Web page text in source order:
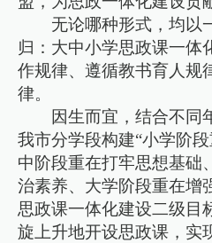
无论哪种形式，均以
归：大中小学思政课一体
作规律、遵循教书育人规
律。
因生而宜，结合不同
我市分学段构建“小学阶
中阶段重在打牢思想基础
治素养、大学阶段重在增
思政课一体化建设二级目
旋上升地开设思政课，实